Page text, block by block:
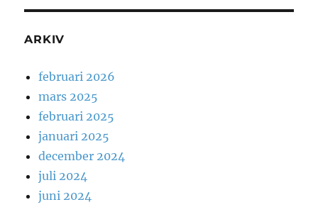
ARKIV
februari 2026
mars 2025
februari 2025
januari 2025
december 2024
juli 2024
juni 2024